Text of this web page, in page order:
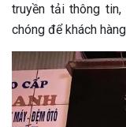
truyền tải thông
chóng để khách